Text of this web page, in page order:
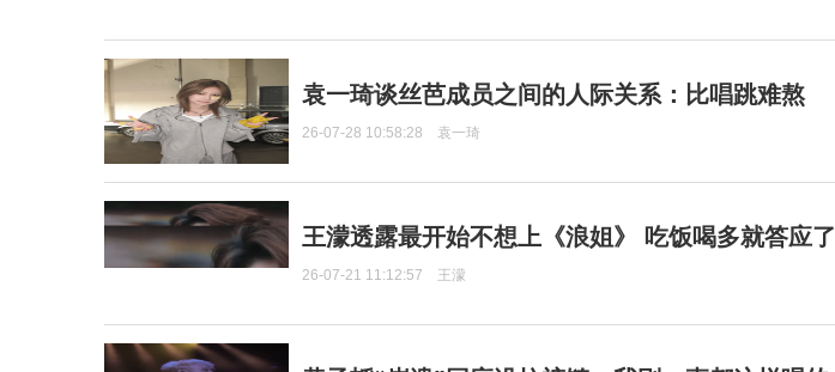
袁一琦谈丝芭成员之间的人际关系：比唱跳难熬
26-07-28 10:58:28 袁一琦
王濛透露最开始不想上《浪姐》 吃饭喝多就答应了
26-07-21 11:12:57 王濛